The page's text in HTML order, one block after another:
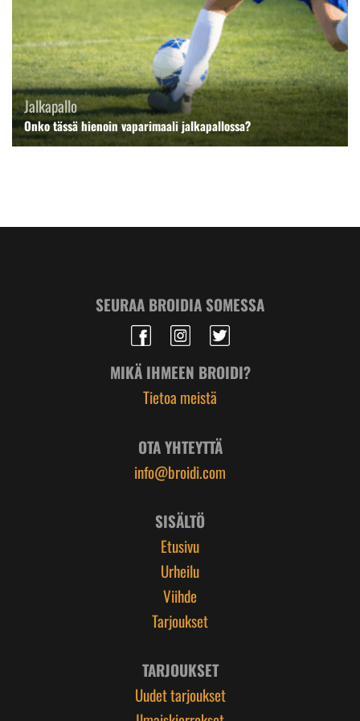
Jalkapallo
Onko tässä hienoin vaparimaali jalkapallossa?
SEURAA BROIDIA SOMESSA
MIKÄ IHMEEN BROIDI?
Tietoa meistä
OTA YHTEYTTÄ
info@broidi.com
SISÄLTÖ
Etusivu
Urheilu
Viihde
Tarjoukset
TARJOUKSET
Uudet tarjoukset